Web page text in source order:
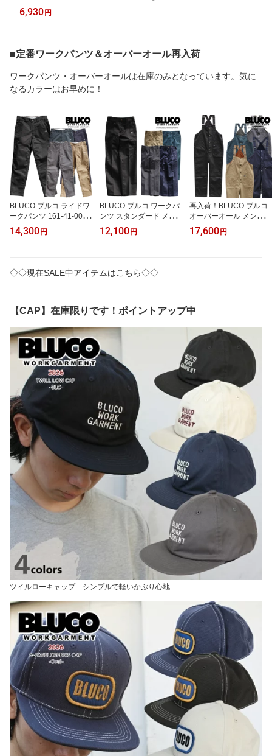
W 2025 限定アイテム】トリプルコラボ ブラック ホワイト メン
ズ Tシャツ バックプリント 送料無料
6,930 円
■定番ワークパンツ＆オーバーオール再入荷
ワークパンツ・オーバーオールは在庫のみとなっています。気に
なるカラーはお早めに！
BLUCO ブルコ ライドワ
ークパンツ 161-41-001
STRETCH RIDE WORK
PANTS メンズ チノパン
料無料
14,300 円
BLUCO ブルコ ワークパ
ンツ スタンダード メン
ズ 161-41-004 151-41-0
04 STANDARD WORK P
RMENT 送料無料
12,100 円
再入荷！BLUCO ブルコ
オーバーオール メンズ S
TANDARD OVERALL つ
なぎ 151-43-150 BLUCO
17,600 円
◇◇現在SALE中アイテムはこちら◇◇
【CAP】在庫限りです！ポイントアップ中
ツイルローキャップ シンプルで軽いかぶり心地